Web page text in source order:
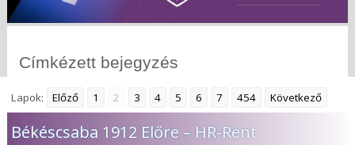
Címkézett bejegyzés
Lapok: Előző 1 2 3 4 5 6 7 454 Következő
Békéscsaba 1912 Előre – HR-Rent